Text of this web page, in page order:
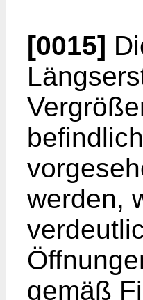
[0015]
werden,
gemäß